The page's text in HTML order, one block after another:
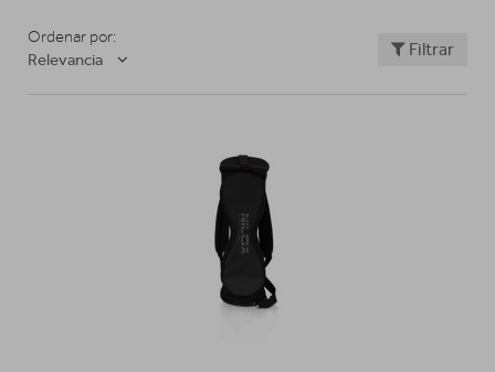
Ordenar por:
Relevancia
Filtrar